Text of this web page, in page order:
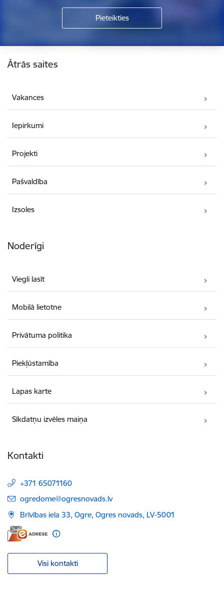
Ātrās saites
Vakances
Iepirkumi
Projekti
Pašvaldība
Izsoles
Noderīgi
Viegli lasīt
Mobilā lietotne
Privātuma politika
Piekļūstamība
Lapas karte
Sīkdatņu izvēles maiņa
Kontakti
+371 65071160
E-pasts:
ogredome@ogresnovads.lv
Brīvības iela 33, Ogre, Ogres novads, LV-5001
Visi kontakti